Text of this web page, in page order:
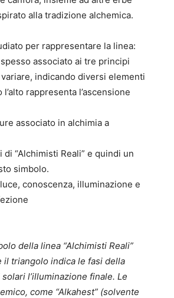
alla tradizione alchemica.
per rappresentare la linea:
associato ai tre principi
indicando diversi elementi
rappresenta l’ascensione
associato in alchimia a
“Alchimisti Reali” e quindi un
simbolo.
conoscenza, illuminazione e
della linea “Alchimisti Reali”
triangolo indica le fasi della
l’illuminazione finale. Le
come “Alkahest” (solvente